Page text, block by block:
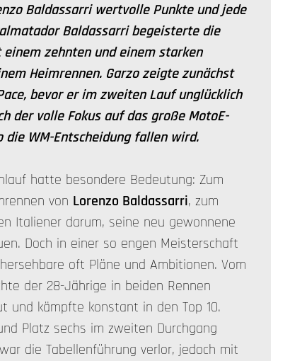
Baldassarri wertvolle Punkte und jede
Baldassarri begeisterte die
zehnten und einem starken
Heimrennen. Garzo zeigte zunächst
bevor er im zweiten Lauf unglücklich
der volle Fokus auf das große MotoE-
WM-Entscheidung fallen wird.
hatte besondere Bedeutung: Zum
von Lorenzo Baldassarri, zum
Italiener darum, seine neu gewonnene
Doch in einer so engen Meisterschaft
oft Pläne und Ambitionen. Vom
der 28-Jährige in beiden Rennen
und kämpfte konstant in den Top 10.
Platz sechs im zweiten Durchgang
die Tabellenführung verlor, jedoch mit